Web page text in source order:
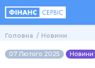
Головна Новини
07 Лютого 2025 Новини